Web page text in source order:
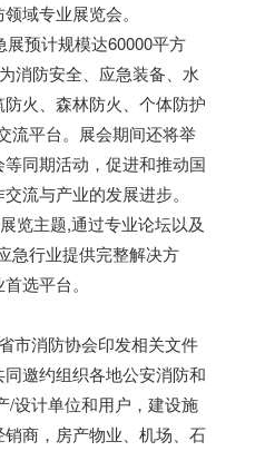
域专业展览会。
预计规模达60000平方
消防安全、应急装备、水
火、森林防火、个体防护
流平台。展会期间还将举
同期活动，促进和推动国
流与产业的发展进步。
览主题,通过专业论坛以及
急行业提供完整解决方
选平台。
市消防协会印发相关文件
邀约组织各地公安消防和
/设计单位和用户，建设施
商，房产物业、机场、石